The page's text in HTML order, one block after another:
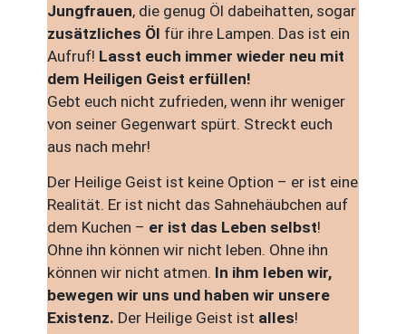
Jungfrauen, die genug Öl dabeihatten, sogar
zusätzliches Öl für ihre Lampen. Das ist ein
Aufruf! Lasst euch immer wieder neu mit
dem Heiligen Geist erfüllen!
Gebt euch nicht zufrieden, wenn ihr weniger
von seiner Gegenwart spürt. Streckt euch
aus nach mehr!
Der Heilige Geist ist keine Option – er ist eine
Realität. Er ist nicht das Sahnehäubchen auf
dem Kuchen – er ist das Leben selbst!
Ohne ihn können wir nicht leben. Ohne ihn
können wir nicht atmen. In ihm leben wir,
bewegen wir uns und haben wir unsere
Existenz. Der Heilige Geist ist alles!